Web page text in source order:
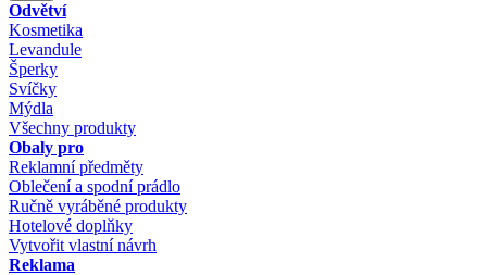
Odvětví
Kosmetika
Levandule
Šperky
Svíčky
Mýdla
Všechny produkty
Obaly pro
Reklamní předměty
Oblečení a spodní prádlo
Ručně vyráběné produkty
Hotelové doplňky
Vytvořit vlastní návrh
Reklama